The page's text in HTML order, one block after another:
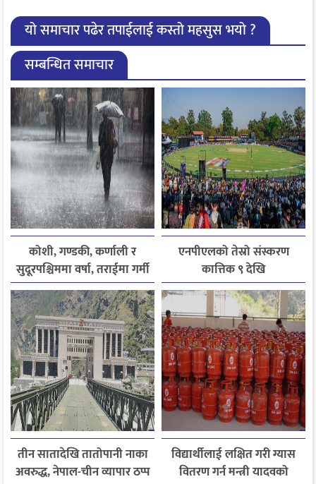
यो समाचार पढेर तपाईलाई कस्तो महसुस भयो ?
सम्बन्धित समाचार
कोशी, गण्डकी, कर्णाली र
सुदूरपश्चिममा वर्षा, तराईमा गर्मी
बढ्ने अनुमान
एनपीएलको तेस्रो संस्करण
कात्तिक ९ देखि
तीन सातादेखि तातोपानी नाका
अवरुद्ध, नेपाल-चीन व्यापार ठप्प
विद्यार्थीलाई लक्षित गरी ग्यास
वितरण गर्न मन्त्री यादवको